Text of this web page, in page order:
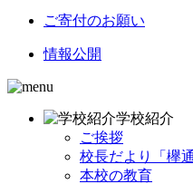
ご寄付のお願い
情報公開
学校紹介
ご挨拶
校長だより「欅通
本校の教育